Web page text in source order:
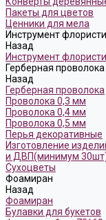
Пакеты для цветов
Ценники для мела
Инструмент
Назад
Инструмент
Герберная проволока
Назад
Герберная проволока
Проволока 0,3 мм
Проволока 0,4 мм
Проволока 0,5 мм
Перья декоративные
Изготовление
и ДВП(минимум
Сухоцветы
Фоамиран
Назад
Фоамиран
Булавки для букетов